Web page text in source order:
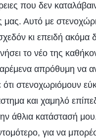
που δεν
μας. Αυτό με
κι επειδή
το νέο της
απρόθυμη να
στενοχωριόμουν
και χαμηλό
άθλια κατάστασή
για να